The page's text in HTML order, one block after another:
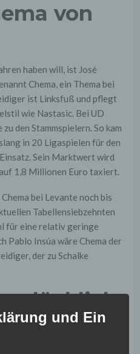
von
haben will, ist José
Chema, ein Thema bei
ist Linksfuß und pflegt
wie Nastasic. Bei UD
den Stammspielern. So kam
in 20 Ligaspielen für den
Sein Marktwert wird
1,8 Millionen Euro taxiert.
bei Levante noch bis
Tabellensiebzehnten
für eine relativ geringe
Pablo Insúa wäre Chema der
der zu Schalke
glücklich
und Ein